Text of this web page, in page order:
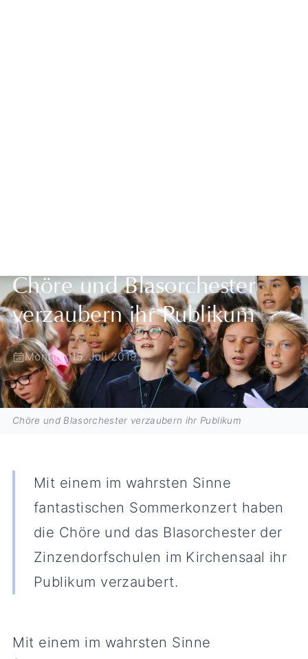
Chöre und Blasorchester
verzaubern ihr Publikum
Montag, 15. Juli 2019
Chöre und Blasorchester verzaubern ihr Publikum
Mit einem im wahrsten Sinne
fantastischen Sommerkonzert haben
die Chöre und das Blasorchester der
Zinzendorfschulen im Kirchensaal ihr
Publikum verzaubert.
Mit einem im wahrsten Sinne